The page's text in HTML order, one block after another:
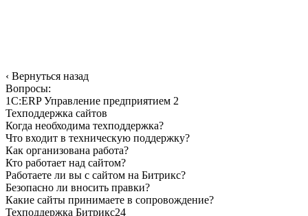
‹ Вернуться назад
Вопросы:
1С:ERP Управление предприятием 2
Техподдержка сайтов
Когда необходима техподдержка?
Что входит в техническую поддержку?
Как организована работа?
Кто работает над сайтом?
Работаете ли вы с сайтом на Битрикс?
Безопасно ли вносить правки?
Какие сайты принимаете в сопровождение?
Техподдержка Битрикс24